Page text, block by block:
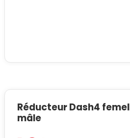
Réducteur Dash4
mâle